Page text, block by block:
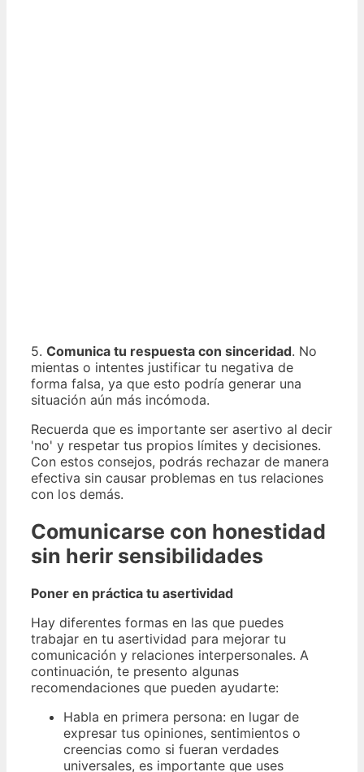
5. Comunica tu respuesta con sinceridad. No
mientas o intentes justificar tu negativa de
forma falsa, ya que esto podría generar una
situación aún más incómoda.
Recuerda que es importante ser asertivo al decir
'no' y respetar tus propios límites y decisiones.
Con estos consejos, podrás rechazar de manera
efectiva sin causar problemas en tus relaciones
con los demás.
Comunicarse con honestidad
sin herir sensibilidades
Poner en práctica tu asertividad
Hay diferentes formas en las que puedes
trabajar en tu asertividad para mejorar tu
comunicación y relaciones interpersonales. A
continuación, te presento algunas
recomendaciones que pueden ayudarte:
Habla en primera persona: en lugar de
expresar tus opiniones, sentimientos o
creencias como si fueran verdades
universales, es importante que uses